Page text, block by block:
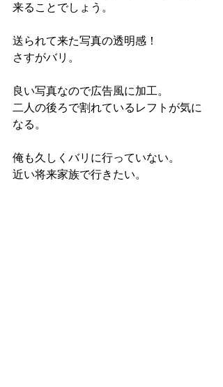
来ることでしょう。
送られて来た写真の透明感！
さすがバリ。
良い写真なので広告風に加工。
二人の後ろで割れているレフトが気に
なる。
俺も久しくバリに行っていない。
近い将来家族で行きたい。